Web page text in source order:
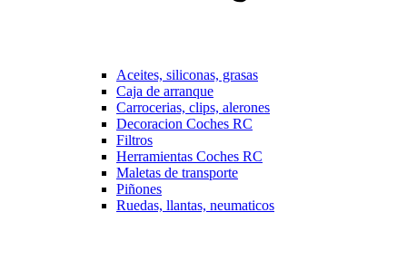
Aceites, siliconas, grasas
Caja de arranque
Carrocerias, clips, alerones
Decoracion Coches RC
Filtros
Herramientas Coches RC
Maletas de transporte
Piñones
Ruedas, llantas, neumaticos